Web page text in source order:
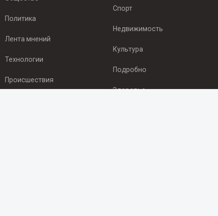
Политика
Лента мнений
Технологии
Происшествия
Спорт
Недвижимость
Культура
Подробно
Здоровье